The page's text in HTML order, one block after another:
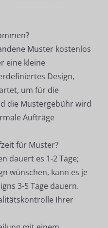
Muster kostenlos
eine kleine
Design,
um für die
die Mustergebühr wird
Aufträge
für Muster?
dauert es 1-2 Tage;
wünschen, kann es je
3-5 Tage dauern.
Ihrer